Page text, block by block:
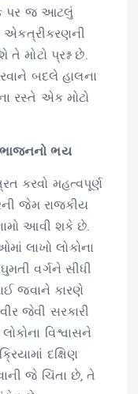
પર જ આટલું
એકત્રીકરણની
મોટો પ્રશ્ન છે.
બદલે હાલના
રસ્તે એક મોટો
ભય
કરવો મહત્વપૂર્ણ
જેમ રાજકીય
આવી શકે છે.
લાખો લોકોના
વર્ગને સીધી
જવાને કારણે
જેવી સરકારી
વિશ્વાસને
દક્ષિણ
જે ચિંતા છે, તે